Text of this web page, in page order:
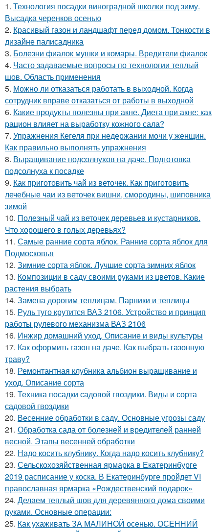
1. Технология посадки виноградной школки под зиму.
Высадка черенков осенью
2. Красивый газон и ландшафт перед домом. Тонкости в
дизайне палисадника
3. Болезни фиалок мушки и комары. Вредители фиалок
4. Часто задаваемые вопросы по технологии теплый
шов. Область применения
5. Можно ли отказаться работать в выходной. Когда
сотрудник вправе отказаться от работы в выходной
6. Какие продукты полезны при акне. Диета при акне: как
рацион влияет на выработку кожного сала?
7. Упражнения Кегеля при недержании мочи у женщин.
Как правильно выполнять упражнения
8. Выращивание подсолнухов на даче. Подготовка
подсолнуха к посадке
9. Как приготовить чай из веточек. Как приготовить
лечебные чаи из веточек вишни, смородины, шиповника
зимой
10. Полезный чай из веточек деревьев и кустарников.
Что хорошего в голых деревьях?
11. Самые ранние сорта яблок. Ранние сорта яблок для
Подмосковья
12. Зимние сорта яблок. Лучшие сорта зимних яблок
13. Композиции в саду своими руками из цветов. Какие
растения выбрать
14. Замена дорогим теплицам. Парники и теплицы
15. Руль туго крутится ВАЗ 2106. Устройство и принцип
работы рулевого механизма ВАЗ 2106
16. Инжир домашний уход. Описание и виды культуры
17. Как оформить газон на даче. Как выбрать газонную
траву?
18. Ремонтантная клубника альбион выращивание и
уход. Описание сорта
19. Техника посадки садовой гвоздики. Виды и сорта
садовой гвоздики
20. Весенние обработки в саду. Основные угрозы саду
21. Обработка сада от болезней и вредителей ранней
весной. Этапы весенней обработки
22. Надо косить клубнику. Когда надо косить клубнику?
23. Сельскохозяйственная ярмарка в Екатеринбурге
2019 расписание у коска. В Екатеринбурге пройдет VI
православная ярмарка «Рождественский подарок»
24. Делаем теплый шов для деревянного дома своими
руками. Основные операции:
25. Как ухаживать ЗА МАЛИНОЙ осенью. ОСЕННИЙ